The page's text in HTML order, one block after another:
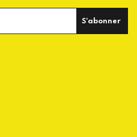
S'abonner